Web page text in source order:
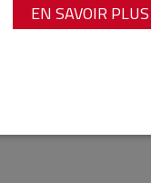
EN SAVOIR PLUS